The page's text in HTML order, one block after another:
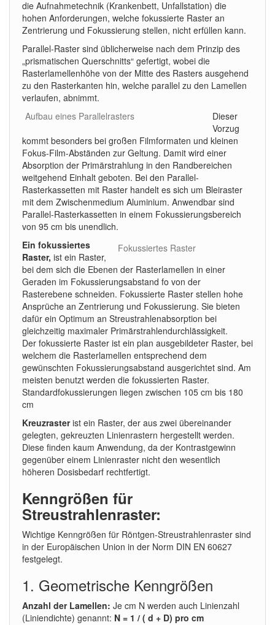
die Aufnahmetechnik (Krankenbett, Unfallstation) die
hohen Anforderungen, welche fokussierte Raster an
Zentrierung und Fokussierung stellen, nicht erfüllen kann.
Parallel-Raster sind üblicherweise nach dem Prinzip des
„prismatischen Querschnitts“ gefertigt, wobei die
Rasterlamellenhöhe von der Mitte des Rasters ausgehend
zu den Rasterkanten hin, welche parallel zu den Lamellen
verlaufen, abnimmt.
Aufbau eines Parallelrasters
Dieser
Vorzug
kommt besonders bei großen Filmformaten und kleinen
Fokus-Film-Abständen zur Geltung. Damit wird einer
Absorption der Primärstrahlung in den Randbereichen
weitgehend Einhalt geboten. Bei den Parallel-
Rasterkassetten mit Raster handelt es sich um Bleiraster
mit dem Zwischenmedium Aluminium. Anwendbar sind
Parallel-Rasterkassetten in einem Fokussierungsbereich
von 95 cm bis unendlich.
Fokussiertes Raster
Ein fokussiertes
Raster, ist ein Raster,
bei dem sich die Ebenen der Rasterlamellen in einer
Geraden im Fokussierungsabstand fo von der
Rasterebene schneiden. Fokussierte Raster stellen hohe
Ansprüche an Zentrierung und Fokussierung. Sie bieten
dafür ein Optimum an Streustrahlenabsorption bei
gleichzeitig maximaler Primärstrahlendurchlässigkeit.
Der fokussierte Raster ist ein plan ausgebildeter Raster, bei
welchem die Rasterlamellen entsprechend dem
gewünschten Fokussierungsabstand ausgerichtet sind. Am
meisten benutzt werden die fokussierten Raster.
Standardfokussierungen liegen zwischen 105 cm bis 180
cm
Kreuzrasterist ein Raster, der aus zwei übereinander
gelegten, gekreuzten Linienrastern hergestellt werden.
Diese finden kaum Anwendung, da der Kontrastgewinn
gegenüber einem Linienraster nicht den wesentlich
höheren Dosisbedarf rechtfertigt.
Kenngrößen für
Streustrahlenraster:
Wichtige Kenngrößen für Röntgen-Streustrahlenraster sind
in der Europäischen Union in der Norm DIN EN 60627
festgelegt.
1. Geometrische Kenngrößen
Anzahl der Lamellen: Je cm N werden auch Linienzahl
(Liniendichte) genannt: N = 1 / ( d + D) pro cm